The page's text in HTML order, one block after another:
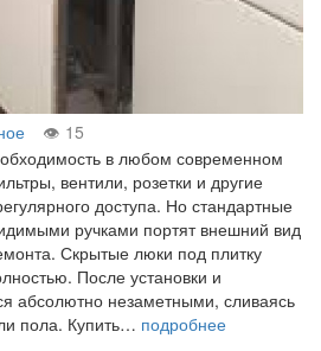
15
в любом современном
вентили, розетки и другие
доступа. Но стандартные
ручками портят внешний вид
Скрытые люки под плитку
После установки и
абсолютно незаметными, сливаясь
пола. Купить… подробнее